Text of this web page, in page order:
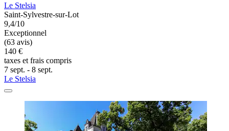
Le Stelsia
Saint-Sylvestre-sur-Lot
9,4/10
Exceptionnel
(63 avis)
140 €
taxes et frais compris
7 sept. - 8 sept.
Le Stelsia